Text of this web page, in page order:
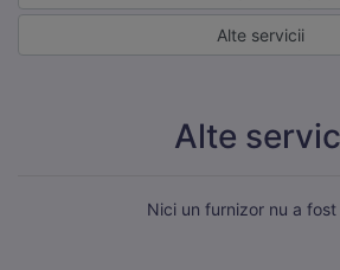
Alte servicii
Alte
Nici un furnizor nu a